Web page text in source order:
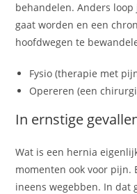
behandelen. Anders
gaat worden en een
hoofdwegen te
Fysio (therapie met
Opereren (een
In ernstige
Wat is een hernia
momenten ook voor pijn.
ineens wegebben. In dat